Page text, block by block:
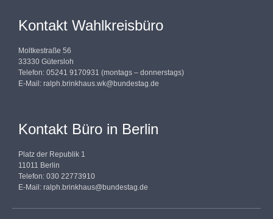
Kontakt Wahlkreisbüro
Moltkestraße 56
33330 Gütersloh
Telefon: 05241 9170931 (montags – donnerstags)
E-Mail: ralph.brinkhaus.wk@bundestag.de
Kontakt Büro in Berlin
Platz der Republik 1
11011 Berlin
Telefon: 030 22773910
E-Mail: ralph.brinkhaus@bundestag.de